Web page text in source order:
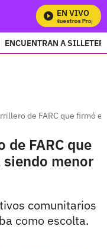
EN VIVO
Mira Todos Nuestros
ENCUENTRAN A
de FARC que firmó
FARC que
menor
comunitarios
como escolta.